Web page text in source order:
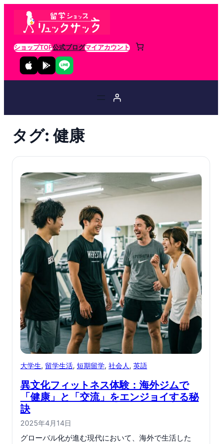
ショップTOP公式ブログマイアカウント
タグ:健康
大学生, 留学生活, 短期留学, 社会人, 英語
異文化フィットネス体験：海外ジムで
「健康」と「交流」をエンジョイする秘
訣
2025年4月14日
グローバル化が進む現代において、海外で生活した